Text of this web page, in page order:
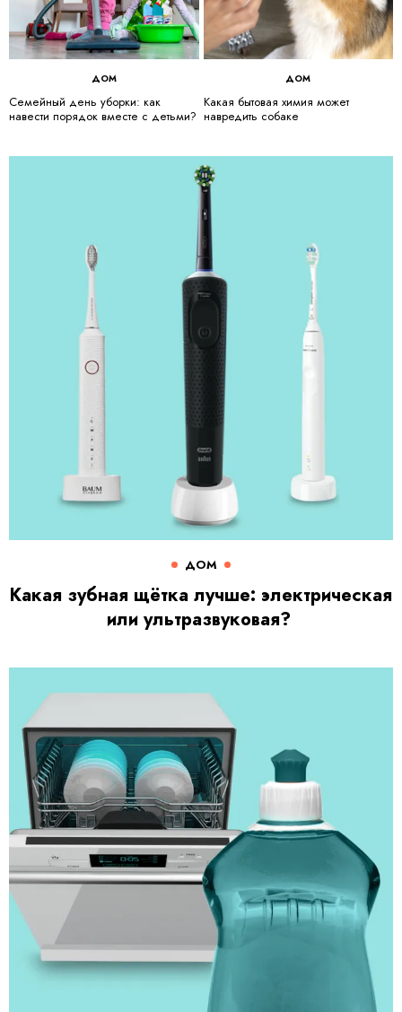
ДОМ
Семейный день уборки: как
навести порядок вместе с детьми?
ДОМ
Какая бытовая химия может
навредить собаке
ДОМ
Какая зубная щётка лучше: электрическая
или ультразвуковая?